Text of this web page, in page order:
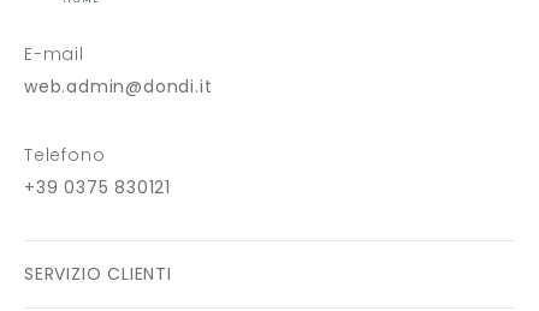
E-mail
web.admin@dondi.it
Telefono
+39 0375 830121
SERVIZIO CLIENTI